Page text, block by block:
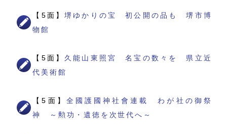
【5面】堺ゆかりの宝 初公開の品も 堺市博
物館
【5面】 久能山東照宮 名宝の数々を 県立近
代美術館
【5面】 全國護國神社會連載 わが社の御祭
神 ～勲功・遺徳を次世代へ～